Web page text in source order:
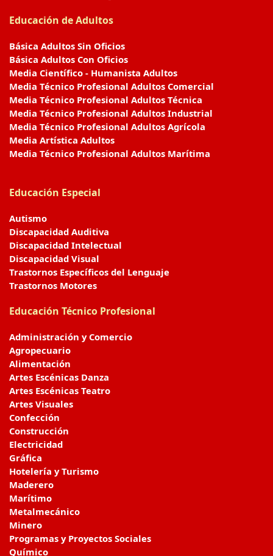
Educación de Adultos
Básica Adultos Sin Oficios
Básica Adultos Con Oficios
Media Científico - Humanista Adultos
Media Técnico Profesional Adultos Comercial
Media Técnico Profesional Adultos Técnica
Media Técnico Profesional Adultos Industrial
Media Técnico Profesional Adultos Agrícola
Media Artística Adultos
Media Técnico Profesional Adultos Marítima
Educación Especial
Autismo
Discapacidad Auditiva
Discapacidad Intelectual
Discapacidad Visual
Trastornos Específicos del Lenguaje
Trastornos Motores
Educación Técnico Profesional
Administración y Comercio
Agropecuario
Alimentación
Artes Escénicas Danza
Artes Escénicas Teatro
Artes Visuales
Confección
Construcción
Electricidad
Gráfica
Hotelería y Turismo
Maderero
Marítimo
Metalmecánico
Minero
Programas y Proyectos Sociales
Químico